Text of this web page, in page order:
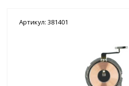
Артикул: 381401